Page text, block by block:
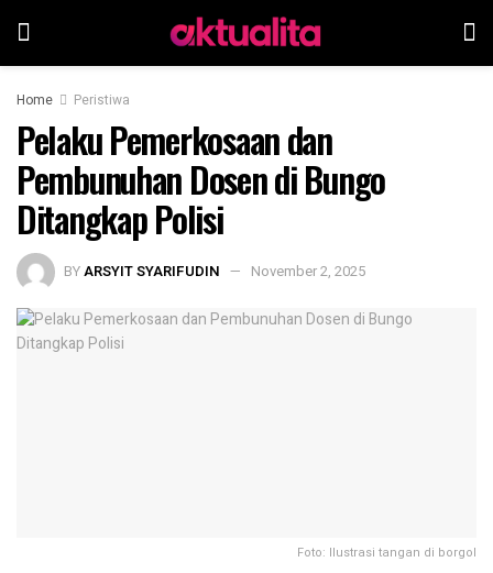
Home Peristiwa
Pelaku Pemerkosaan dan
Pembunuhan Dosen di Bungo
Ditangkap Polisi
BYARSYIT SYARIFUDIN November 2, 2025
Foto: Ilustrasi tangan di borgol